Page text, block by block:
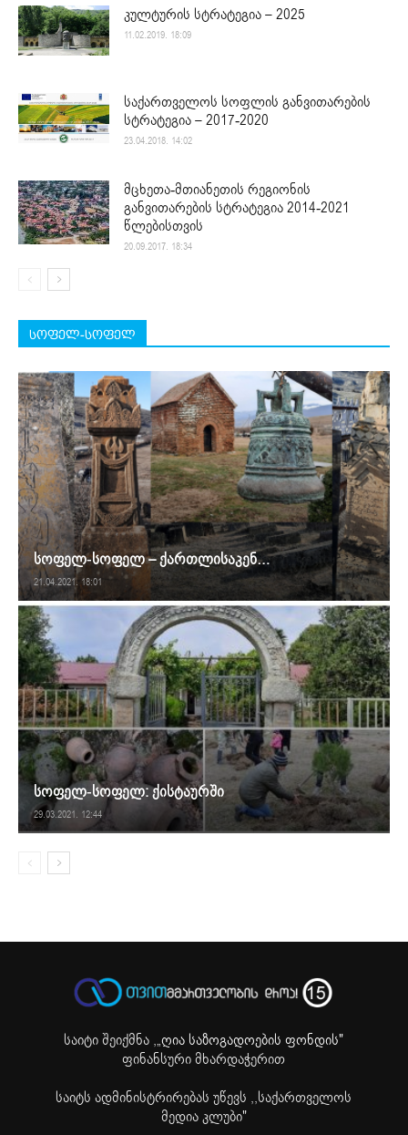
კულტურის სტრატეგია – 2025
11.02.2019. 18:09
საქართველოს სოფლის განვითარების
სტრატეგია – 2017-2020
23.04.2018. 14:02
მცხეთა-მთიანეთის რეგიონის
განვითარების სტრატეგია 2014-2021
წლებისთვის
20.09.2017. 18:34
სოფელ-სოფელ
სოფელ-სოფელ – ქართლისაკენ…
21.04.2021. 18:01
სოფელ-სოფელ: ქისტაურში
29.03.2021. 12:44
საიტი შეიქმნა ,„ღია საზოგადოების ფონდის"
ფინანსური მხარდაჭერით
საიტს ადმინისტრირებას უწევს ,,საქართველოს
მედია კლუბი"